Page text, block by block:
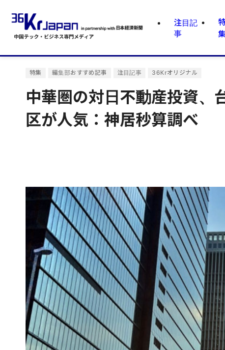
注目記
事
集
特集 編集部おすすめ記事 注目記事 36Krオリジナル
中華圏の対日不動産投資、
区が人気：神居秒算調べ